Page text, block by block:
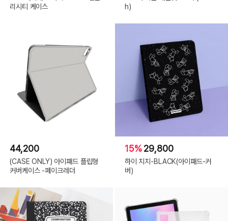
리시티 케이스
h)
44,200
(CASE ONLY) 아이패드 플립형
커버케이스 -페이크레더
15%29,800
하이 치치-BLACK(아이패드-커
버)